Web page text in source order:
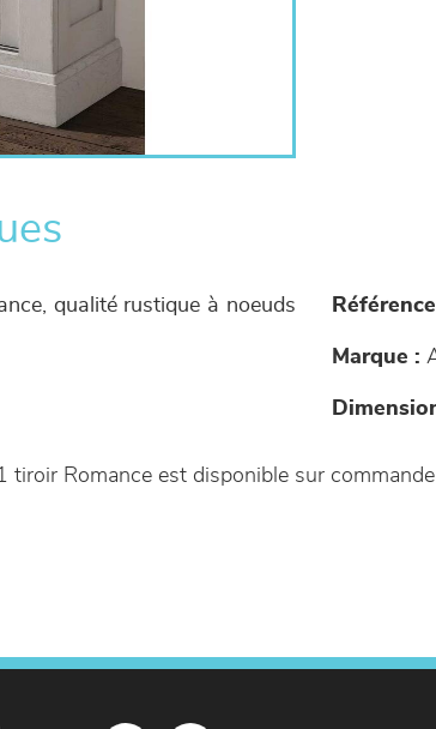
qualité rustique à noeuds
Marque :
Romance est disponible sur